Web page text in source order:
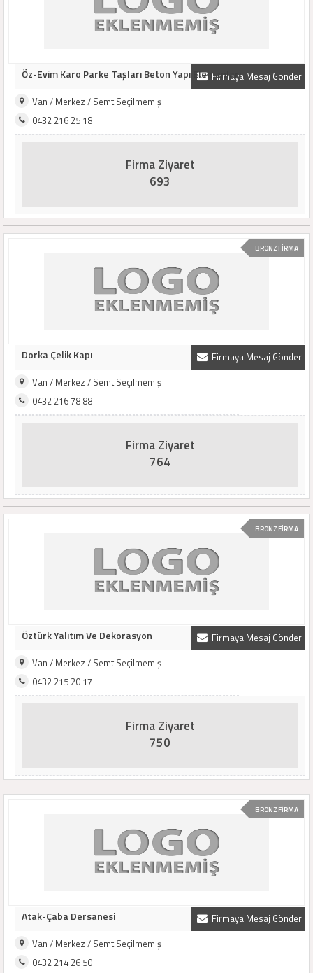
Firmaya Mesaj Gönder
Öz-Evim Karo Parke Taşları Beton Yapı Elemanları
Van / Merkez / Semt Seçilmemiş
0432 216 25 18
Firma Ziyaret
693
BRONZ FİRMA
Firmaya Mesaj Gönder
Dorka Çelik Kapı
Van / Merkez / Semt Seçilmemiş
0432 216 78 88
Firma Ziyaret
764
BRONZ FİRMA
Firmaya Mesaj Gönder
Öztürk Yalıtım Ve Dekorasyon
Van / Merkez / Semt Seçilmemiş
0432 215 20 17
Firma Ziyaret
750
BRONZ FİRMA
Firmaya Mesaj Gönder
Atak-Çaba Dersanesi
Van / Merkez / Semt Seçilmemiş
0432 214 26 50